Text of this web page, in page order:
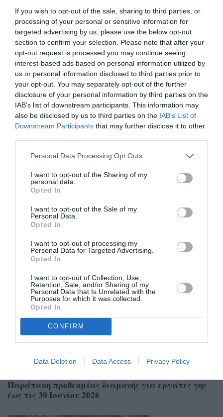
If you wish to opt-out of the sale, sharing to third parties, or
processing of your personal or sensitive information for
targeted advertising by us, please use the below opt-out
section to confirm your selection. Please note that after your
opt-out request is processed you may continue seeing
interest-based ads based on personal information utilized by
us or personal information disclosed to third parties prior to
your opt-out. You may separately opt-out of the further
disclosure of your personal information by third parties on the
IAB’s list of downstream participants. This information may
also be disclosed by us to third parties on the IAB’s List of
Downstream Participants that may further disclose it to other
Personal Data Processing Opt Outs
I want to opt-out of the Sharing of my
personal data.
Opted In
I want to opt-out of the Sale of my
Personal Data.
Opted In
I want to opt-out of processing my
Personal Data for Targeted Advertising.
Opted In
I want to opt-out of Collection, Use,
Retention, Sale, and/or Sharing of my
Personal Data that Is Unrelated with the
Purposes for which it was collected.
Opted In
CONFIRM
Data Deletion Data Access Privacy Policy
Σχετικά Άρθρα
Παράταση προθεσμίας διαμονής για εργάτες γης
έως τις 30 Ιουνίου 2026